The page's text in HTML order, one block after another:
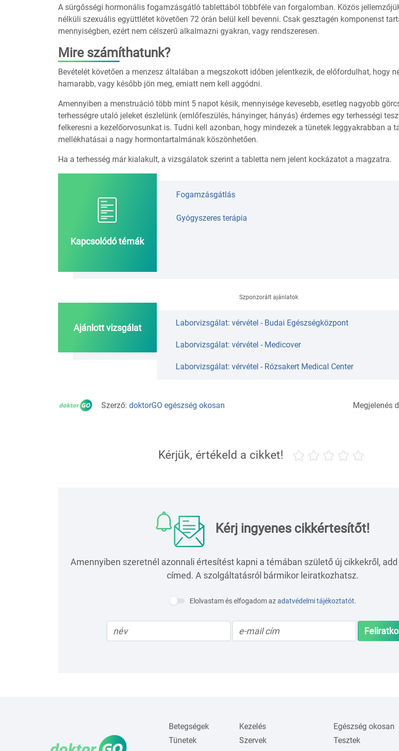
A sürgősségi hormonális fogamzásgátló tablettából többféle van forgalomban. Közös
nélküli szexuális együttlétet követően 72 órán belül kell bevenni. Csak gesztagén komponenst
mennyiségben, ezért nem célszerű alkalmazni gyakran, vagy rendszeresen.
Mire számíthatunk?
Bevételét követően a menzesz általában a megszokott időben jelentkezik, de előfordulhat, hogy
hamarabb, vagy később jön meg, emiatt nem kell aggódni.
Amennyiben a menstruáció több mint 5 napot késik, mennyisége kevesebb, esetleg nagyobb
terhességre utaló jeleket észlelünk (emlőfeszülés, hányinger, hányás) érdemes egy terhességi
felkeresni a kezelőorvosunkat is. Tudni kell azonban, hogy mindezek a tünetek leggyakrabban a
mellékhatásai a nagy hormontartalmának köszönhetően.
Ha a terhesség már kialakult, a vizsgálatok szerint a tabletta nem jelent kockázatot a magzatra.
Kapcsolódó témák
Fogamzásgátlás
Gyógyszeres terápia
Ajánlott vizsgálat
Szponzorált ajánlatok
Laborvizsgálat: vérvétel - Budai Egészségközpont
Laborvizsgálat: vérvétel - Medicover
Laborvizsgálat: vérvétel - Rózsakert Medical Center
Szerző: doktorGO egészség okosan Megjelenés
Kérjük, értékeld a cikket!
Kérj ingyenes cikkértesítőt!
Amennyiben szeretnél azonnali értesítést kapni a témában születő új cikkekről, add
címed. A szolgáltatásról bármikor leiratkozhatsz.
Elolvastam és elfogadom azadatvédelmi tájékoztatót.
Betegségek
Tünetek
Kezelés
Szervek
Egészség okosan
Tesztek